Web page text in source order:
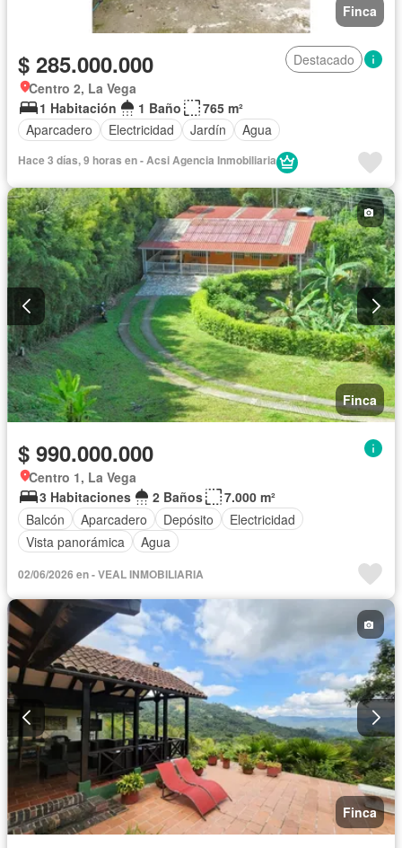
Finca
$ 285.000.000
Destacado
Centro 2, La Vega
1 Habitación
1 Baño
765 m²
Aparcadero
Electricidad Jardín Agua
Hace 3 días, 9 horas en - Acsi Agencia Inmobiliaria
Finca
$ 990.000.000
Centro 1, La Vega
3 Habitaciones
2 Baños
7.000 m²
Balcón
Aparcadero Depósito
Electricidad
Vista panorámica
Agua
02/06/2026 en - VEAL INMOBILIARIA
Finca